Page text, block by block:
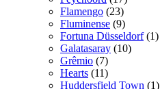
Flamengo (23)
Fluminense (9)
Fortuna Düsseldorf (1)
Galatasaray (10)
Grêmio (7)
Hearts (11)
Huddersfield Town (1)